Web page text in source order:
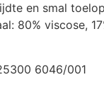
en smal
80% viscose,
6046/001